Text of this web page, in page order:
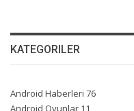
KATEGORILER
Android Haberleri 76
Android Oyunlar 11